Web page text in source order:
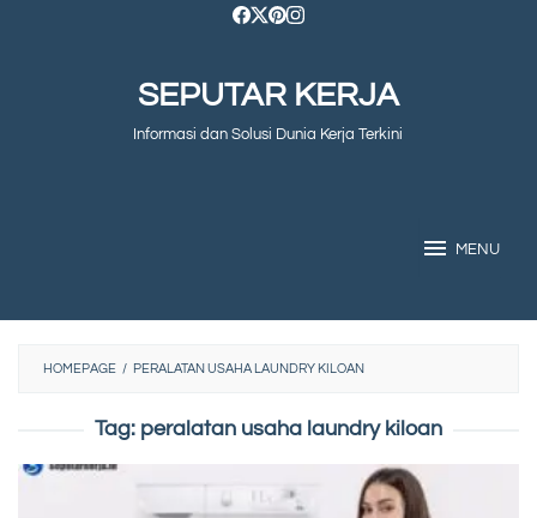
SEPUTAR KERJA
Informasi dan Solusi Dunia Kerja Terkini
MENU
HOMEPAGE / PERALATAN USAHA LAUNDRY KILOAN
Tag: peralatan usaha laundry kiloan